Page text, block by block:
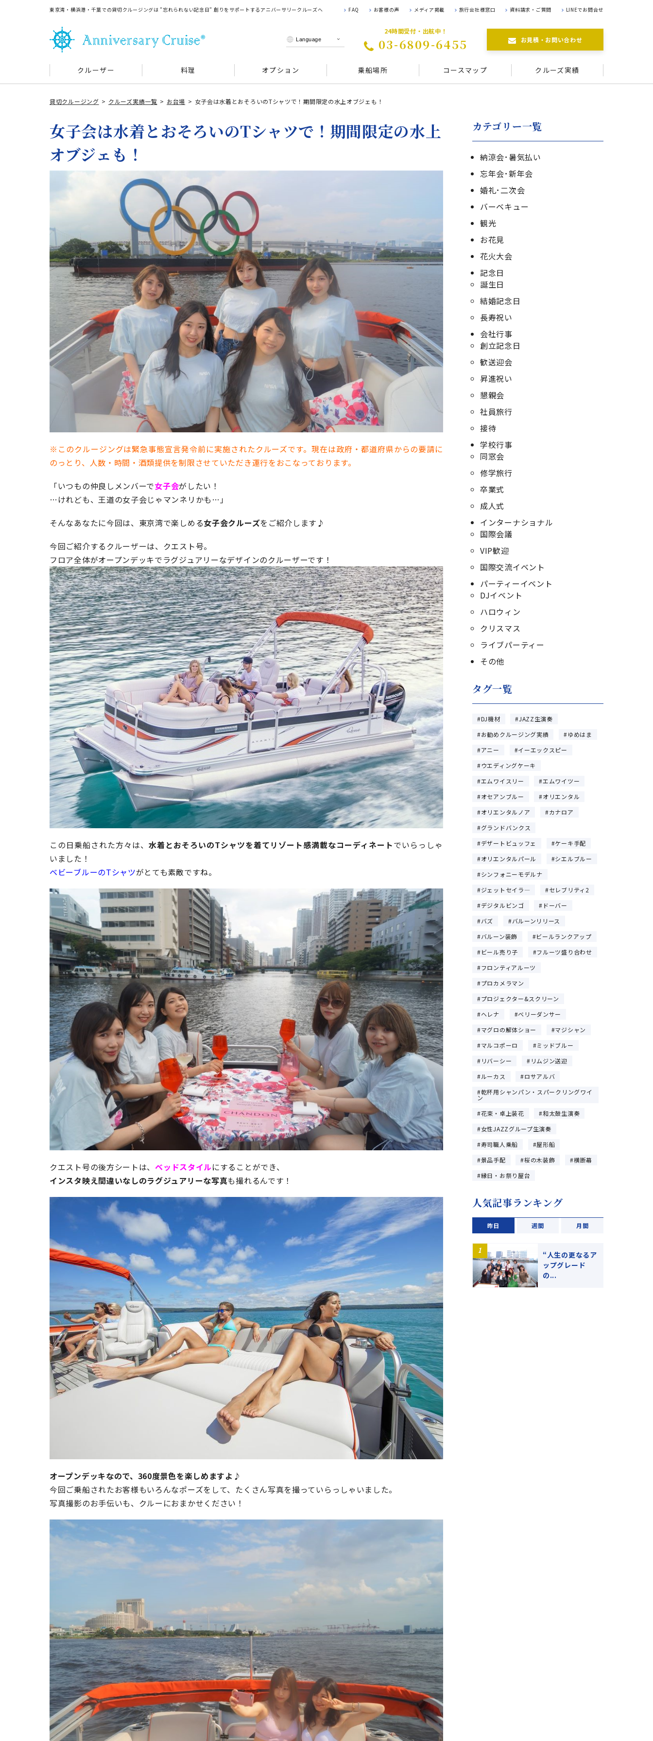
東京湾・横浜港・千葉での貸切クルージングは ”忘れられない記念日” 創りをサポートするアニバーサリークルーズへ FAQ お客様の声 メディア掲載 旅行会社様窓口 資料請求・ご質問 LINEでお問合せ
24時間受付・出航中！
03-6809-6455 お見積・お問い合わせ
クルーザー 料理 オプション 乗船場所 コースマップ クルーズ実績
貸切クルージング クルーズ実績一覧 お台場 女子会は水着とおそろいのTシャツで！期間限定の水上オブジェも！
女子会は水着とおそろいのTシャツで！期間限定の水上
オブジェも！
※このクルージングは緊急事態宣言発令前に実施されたクルーズです。現在は政府・都道府県からの要請に
のっとり、人数・時間・酒類提供を制限させていただき運行をおこなっております。
「いつもの仲良しメンバーで女子会がしたい！
…けれども、王道の女子会じゃマンネリかも…」
そんなあなたに今回は、東京湾で楽しめる女子会クルーズをご紹介します♪
今回ご紹介するクルーザーは、クエスト号。
フロア全体がオープンデッキでラグジュアリーなデザインのクルーザーです！
この日乗船された方々は、水着とおそろいのTシャツを着てリゾート感満載なコーディネートでいらっしゃ
いました！
ベビーブルーのTシャツがとても素敵ですね。
クエスト号の後方シートは、ベッドスタイルにすることができ、
インスタ映え間違いなしのラグジュアリーな写真も撮れるんです！
オープンデッキなので、360度景色を楽しめますよ♪
今回ご乗船されたお客様もいろんなポーズをして、たくさん写真を撮っていらっしゃいました。
写真撮影のお手伝いも、クルーにおまかせください！
カテゴリー一覧
納涼会･暑気払い
忘年会･新年会
婚礼･二次会
バーベキュー
観光
お花見
花火大会
記念日
誕生日
結婚記念日
長寿祝い
会社行事
創立記念日
歓送迎会
昇進祝い
懇親会
社員旅行
接待
学校行事
同窓会
修学旅行
卒業式
成人式
インターナショナル
国際会議
VIP歓迎
国際交流イベント
パーティーイベント
DJイベント
ハロウィン
クリスマス
ライブパーティー
その他
タグ一覧
DJ機材
JAZZ生演奏
お勧めクルージング実績
ゆめはま
アニー
イーエックスピー
ウエディングケーキ
エムワイスリー
エムワイツー
オセアンブルー
オリエンタル
オリエンタルノア
カナロア
グランドバンクス
デザートビュッフェ
ケーキ手配
オリエンタルパール
シエルブルー
シンフォニーモデルナ
ジェットセイラ―
セレブリティ2
デジタルビンゴ
ドーバー
バズ
バルーンリリース
バルーン装飾
ビールランクアップ
ビール売り子
フルーツ盛り合わせ
フロンティアルーツ
プロカメラマン
プロジェクター&スクリーン
ヘレナ
ベリーダンサー
マグロの解体ショー
マジシャン
マルコポーロ
ミッドブルー
リバーシー
リムジン送迎
ルーカス
ロサアルバ
乾杯用シャンパン・スパークリングワイ
ン
花束・卓上装花
和太鼓生演奏
女性JAZZグループ生演奏
寿司職人乗船
屋形船
景品手配
桜の木装飾
横断幕
縁日・お祭り屋台
人気記事ランキング
昨日 週間 月間
“人生の更なるア
ップグレード
の...